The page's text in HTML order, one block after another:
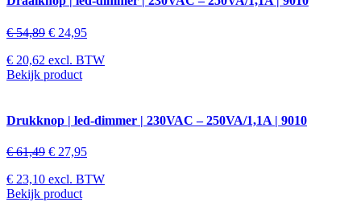
€54,89 € 24,95
€ 20,62 excl. BTW
Bekijk product
Drukknop | led-dimmer | 230VAC – 250VA/1,1A | 9010
€61,49 € 27,95
€ 23,10 excl. BTW
Bekijk product